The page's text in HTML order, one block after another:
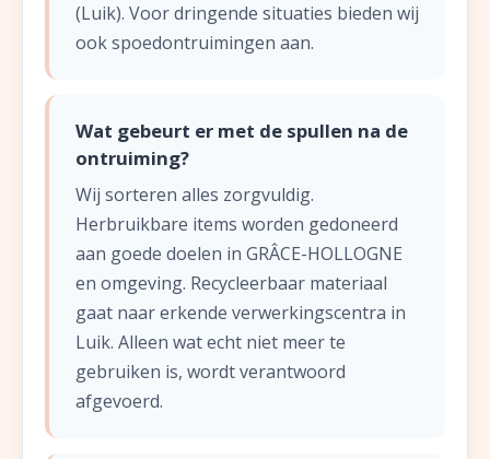
(Luik). Voor dringende situaties bieden wij
ook spoedontruimingen aan.
Wat gebeurt er met de spullen na de
ontruiming?
Wij sorteren alles zorgvuldig.
Herbruikbare items worden gedoneerd
aan goede doelen in GRÂCE-HOLLOGNE
en omgeving. Recycleerbaar materiaal
gaat naar erkende verwerkingscentra in
Luik. Alleen wat echt niet meer te
gebruiken is, wordt verantwoord
afgevoerd.